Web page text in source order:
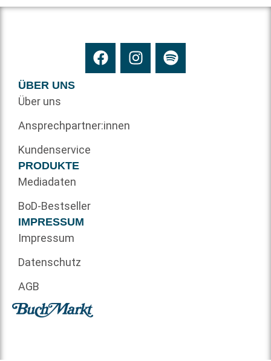
ÜBER UNS
Über uns
Ansprechpartner:innen
Kundenservice
PRODUKTE
Mediadaten
BoD-Bestseller
IMPRESSUM
Impressum
Datenschutz
AGB